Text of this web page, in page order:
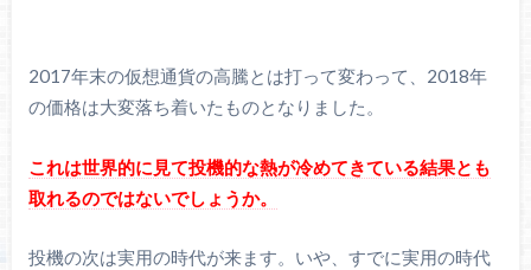
2017年末の仮想通貨の高騰とは打って変わって、2018年
の価格は大変落ち着いたものとなりました。
これは世界的に見て投機的な熱が冷めてきている結果とも
取れるのではないでしょうか。
投機の次は実用の時代が来ます。いや、すでに実用の時代